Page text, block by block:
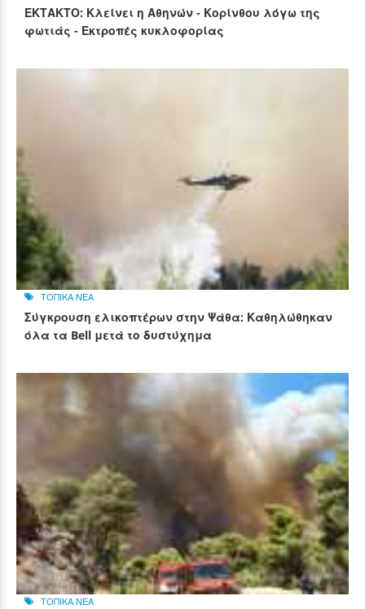
ΕΚΤΑΚΤΟ: Κλείνει η Αθηνών - Κορίνθου λόγω της
φωτιάς - Εκτροπές κυκλοφορίας
ΤΟΠΙΚΑ ΝΕΑ
Σύγκρουση ελικοπτέρων στην Ψάθα: Καθηλώθηκαν
όλα τα Bell μετά το δυστύχημα
ΤΟΠΙΚΑ ΝΕΑ